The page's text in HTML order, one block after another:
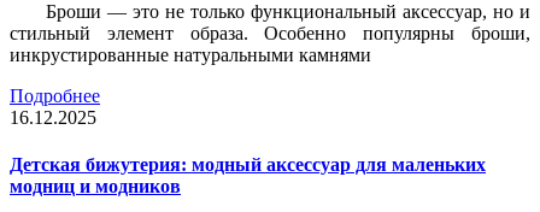
Броши — это не только функциональный аксессуар, но и
стильный элемент образа. Особенно популярны броши,
инкрустированные натуральными камнями
Подробнее
16.12.2025
Детская бижутерия: модный аксессуар для маленьких
модниц и модников